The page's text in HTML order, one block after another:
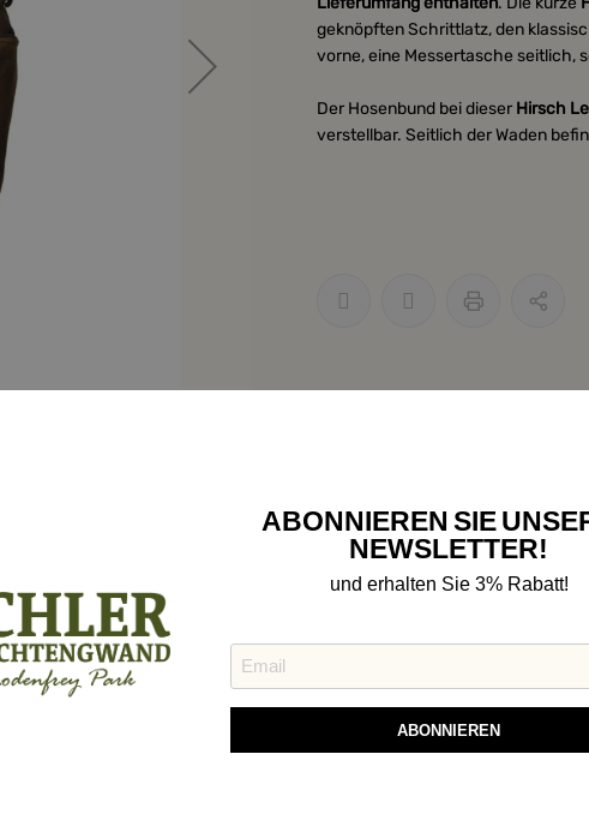
geknöpften Schrittlatz, den
vorne, eine Messertasche seitlich,
Der Hosenbund bei dieser Hirsch
verstellbar. Seitlich der Waden
gegerbtes Hirschleder, rückseite naturgelb, Vorderseite kopfgebürstet
dauerendem Gerbverfahren und Einfärben von Hand entsteht ein
Leder, das noch schöner wird, je länger man es trägt.
Richtig Tragen
ABONNIEREN SIE
NEWSLETTER!
und erhalten Sie 3% Rabatt!
ABONNIEREN